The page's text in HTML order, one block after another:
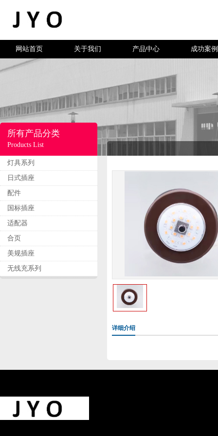
网站首页 关于我们 产品中心 成功案例
所有产品分类
Products List
灯具系列
日式插座
配件
国标插座
适配器
合页
美规插座
无线充系列
详细介绍